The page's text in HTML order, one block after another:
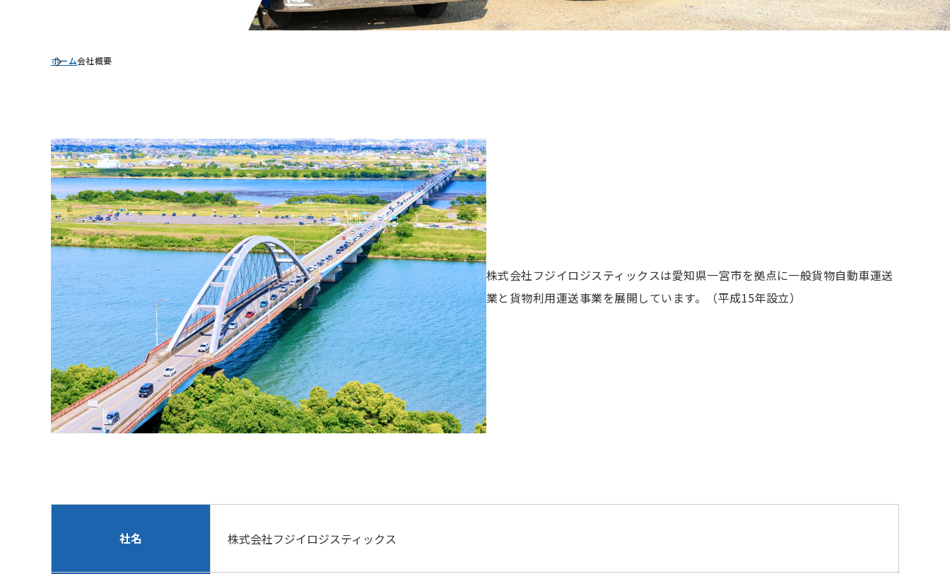
ホーム会社概要
株式会社フジイロジスティックスは愛知県一宮市を拠点に一般貨物自動車運送
業と貨物利用運送事業を展開しています。（平成15年設立）
社名 株式会社フジイロジスティックス